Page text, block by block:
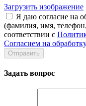
Загрузить изображение
Я даю согласие на
(фамилия, имя,
соответствии с
Согласием на
Задать вопрос